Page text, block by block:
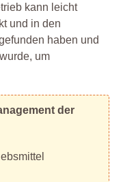
kann leicht
und in den
haben und
um
der